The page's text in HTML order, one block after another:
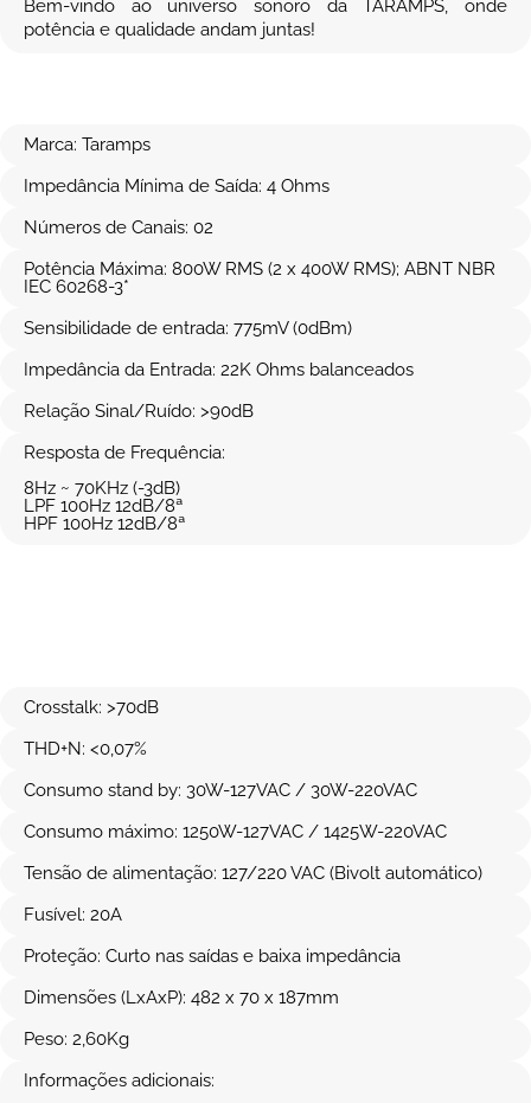
Bem-vindo ao universo sonoro da TARAMPS, onde
potência e qualidade andam juntas!
Marca: Taramps
Impedância Mínima de Saída: 4 Ohms
Números de Canais: 02
Potência Máxima: 800W RMS (2 x 400W RMS); ABNT NBR
IEC 60268-3*
Sensibilidade de entrada: 775mV (0dBm)
Impedância da Entrada: 22K Ohms balanceados
Relação Sinal/Ruído: >90dB
Resposta de Frequência:
8Hz ~ 70KHz (-3dB)
LPF 100Hz 12dB/8ª
HPF 100Hz 12dB/8ª
Crosstalk: >70dB
THD+N: <0,07%
Consumo stand by: 30W-127VAC / 30W-220VAC
Consumo máximo: 1250W-127VAC / 1425W-220VAC
Tensão de alimentação: 127/220 VAC (Bivolt automático)
Fusível: 20A
Proteção: Curto nas saídas e baixa impedância
Dimensões (LxAxP): 482 x 70 x 187mm
Peso: 2,60Kg
Informações adicionais: